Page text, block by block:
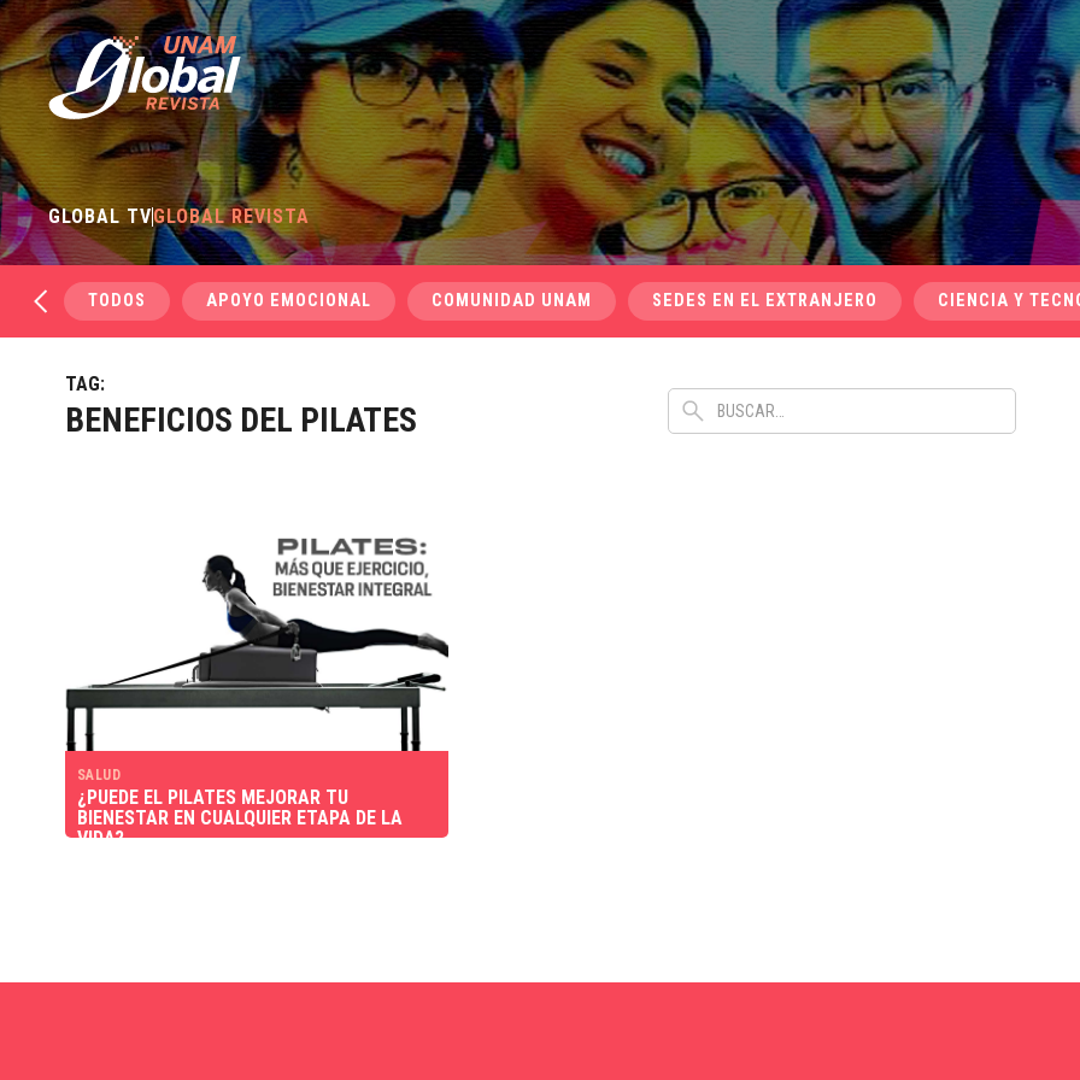
GLOBAL TVGLOBAL REVISTA
TODOS APOYO EMOCIONAL COMUNIDAD UNAM SEDES EN EL EXTRANJERO CIENCIA Y
TAG:
BENEFICIOS DEL PILATES
SALUD
¿PUEDE EL PILATES MEJORAR TU
BIENESTAR EN CUALQUIER ETAPA DE LA
VIDA?